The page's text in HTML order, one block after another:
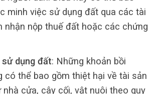
minh việc sử dụng đất qua các tài
nhận nộp thuế đất hoặc các chứng
sử dụng đất: Những khoản bồi
có thể bao gồm thiệt hại về tài sản
cửa, cây cối, vật nuôi theo quy